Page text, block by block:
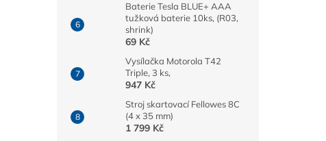
Baterie Tesla BLUE+ AAA
tužková baterie 10ks, (R03,
shrink)
69 Kč
Vysílačka Motorola T42
Triple, 3 ks,
947 Kč
Stroj skartovací Fellowes 8C
(4 x 35 mm)
1 799 Kč